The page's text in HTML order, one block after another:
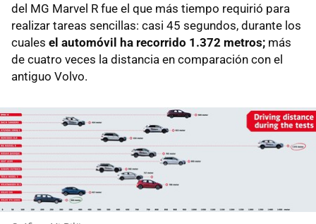
del MG Marvel R fue el que más tiempo requirió para
realizar tareas sencillas: casi 45 segundos, durante los
cuales el automóvil ha recorrido 1.372 metros; más
de cuatro veces la distancia en comparación con el
antiguo Volvo.